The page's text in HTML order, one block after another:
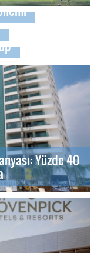
Yüzde 40